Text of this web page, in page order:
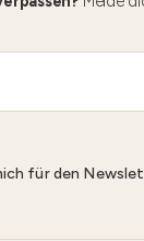
für den